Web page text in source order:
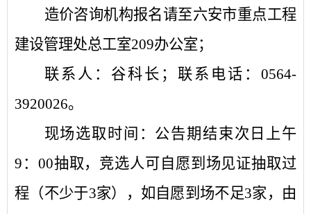
造价咨询机构报名请至六安市重点工程
建设管理处总工室209办公室；
联系人：谷科长；联系电话： 0564-
3920026。
现场选取时间：公告期结束次日上午
9：00抽取，竞选人可自愿到场见证抽取过
程（不少于3家），如自愿到场不足3家，由